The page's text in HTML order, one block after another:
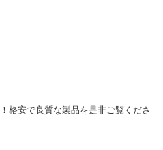
格安で良質な製品を是非ご覧くださ